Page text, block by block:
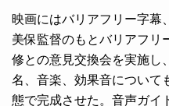
映画にはバリアフリー字幕
美保監督のもとバリアフリ
修との意見交換会を実施し
名、音楽、効果音について
態で完成させた。音声ガイ